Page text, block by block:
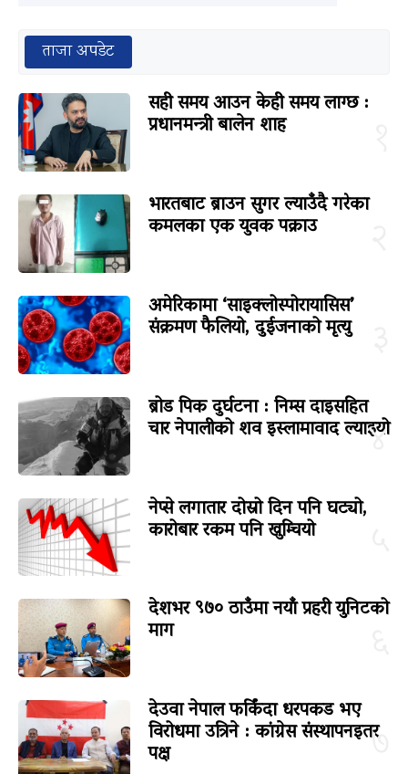
ताजा अपडेट
सही समय आउन केही समय लाग्छ :
प्रधानमन्त्री बालेन शाह
भारतबाट ब्राउन सुगर ल्याउँदै गरेका
कमलका एक युवक पक्राउ
अमेरिकामा ‘साइक्लोस्पोरायासिस’
संक्रमण फैलियो, दुईजनाको मृत्यु
४
ब्रोड पिक दुर्घटना : निम्स दाइसहित
चार नेपालीको शव इस्लामावाद ल्याइयो
नेप्से लगातार दोस्रो दिन पनि घट्यो,
कारोबार रकम पनि खुम्चियो
देशभर ९७० ठाउँमा नयाँ प्रहरी युनिटको
माग
७
देउवा नेपाल फर्किंदा धरपकड भए
विरोधमा उत्रिने : कांग्रेस संस्थापनइतर
पक्ष